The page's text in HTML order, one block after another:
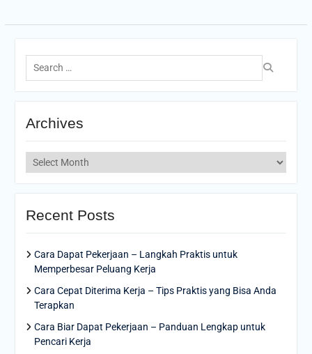
Search
for:
Archives
Archives
Recent Posts
Cara Dapat Pekerjaan – Langkah Praktis untuk
Memperbesar Peluang Kerja
Cara Cepat Diterima Kerja – Tips Praktis yang Bisa Anda
Terapkan
Cara Biar Dapat Pekerjaan – Panduan Lengkap untuk
Pencari Kerja